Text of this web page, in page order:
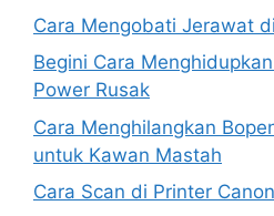
Cara Mengobati Jerawat
Begini Cara
Power Rusak
Cara Menghilangkan
untuk Kawan Mastah
Cara Scan di Printer Canon